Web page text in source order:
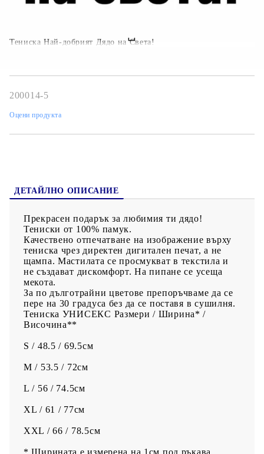
Тениска Най-добрият Дядо на Света!
200014-5
Оцени продукта
ДЕТАЙЛНО ОПИСАНИЕ
Прекрасен подарък за любимия ти дядо!
Тениски от 100% памук.
Качествено отпечатване на изображение върху
тениска чрез директен дигитален печат, а не
щампа. Мастилата се просмукват в текстила и
не създават дискомфорт. На пипане се усеща
мекота.
За по дълготрайни цветове препоръчваме да се
пере на 30 градуса без да се поставя в сушилня.
Тениска УНИСЕКС Размери / Ширина* /
Височина**
S / 48.5 / 69.5см
M / 53.5 / 72см
L / 56 / 74.5см
XL / 61 / 77см
XXL / 66 / 78.5см
* Ширината е измерена на 1см под ръкава